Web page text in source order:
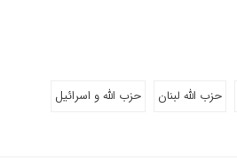
حزب الله لبنان حزب الله و اسرائیل